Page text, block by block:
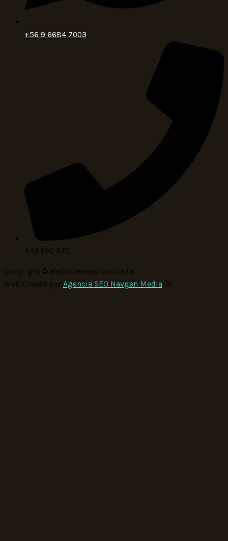
+56 9 6684 7003
443 690 872
Copyright © Radio Sensación Costa
Web Creada por Agencia SEO Navgen Media 🚀